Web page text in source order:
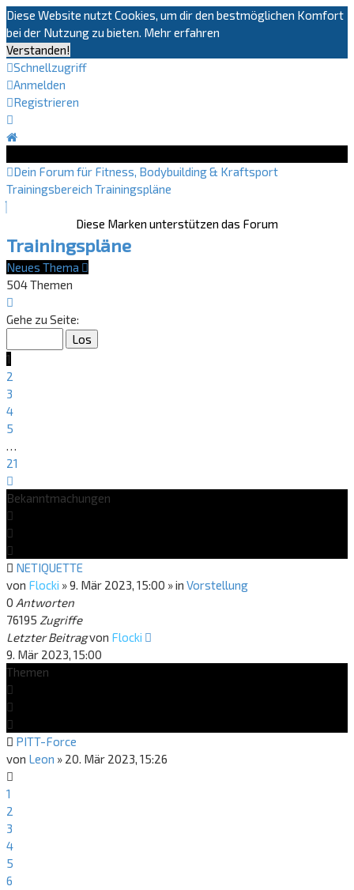
Diese Website nutzt Cookies, um dir den bestmöglichen Komfort
bei der Nutzung zu bieten. Mehr erfahren
Verstanden!
Schnellzugriff
Anmelden
Registrieren
Dein Forum für Fitness, Bodybuilding & Kraftsport
Trainingsbereich Trainingspläne
Diese Marken unterstützen das Forum
Trainingspläne
Neues Thema
504 Themen
1
21
Gehe zu Seite:
1
2
3
4
5
…
21
Bekanntmachungen
NETIQUETTE
von Flocki »9. Mär 2023, 15:00 » in Vorstellung
0 Antworten
76195 Zugriffe
Letzter Beitragvon Flocki
9. Mär 2023, 15:00
Themen
PITT-Force
von Leon » 20. Mär 2023, 15:26
1
2
3
4
5
6